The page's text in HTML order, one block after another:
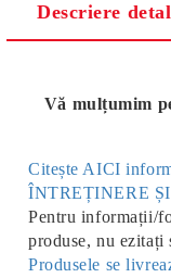
Descriere
Vă mulțumim
Citește AICI
ÎNTREȚINERE
Pentru informații/
produse, nu ezitați
Produsele se